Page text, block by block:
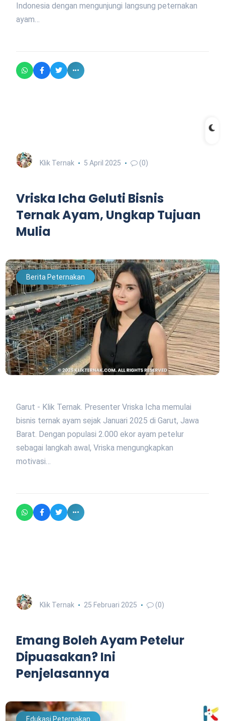
Indonesia dengan mengunjungi langsung peternakan
ayam…
Klik Ternak 5 April 2025 (0)
Vriska Icha Geluti Bisnis
Ternak Ayam, Ungkap Tujuan
Mulia
Berita Peternakan
Garut - Klik Ternak. Presenter Vriska Icha memulai
bisnis ternak ayam sejak Januari 2025 di Garut, Jawa
Barat. Dengan populasi 2.000 ekor ayam petelur
sebagai langkah awal, Vriska mengungkapkan
motivasi…
Klik Ternak 25 Februari 2025 (0)
Emang Boleh Ayam Petelur
Dipuasakan? Ini
Penjelasannya
Edukasi Peternakan